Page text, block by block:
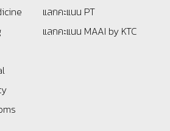
แลกคะแนน PT
แลกคะแนน MAAI by KTC